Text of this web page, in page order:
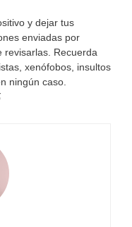
y dejar tus
enviadas por
revisarlas. Recuerda
xenófobos, insultos
ningún caso.